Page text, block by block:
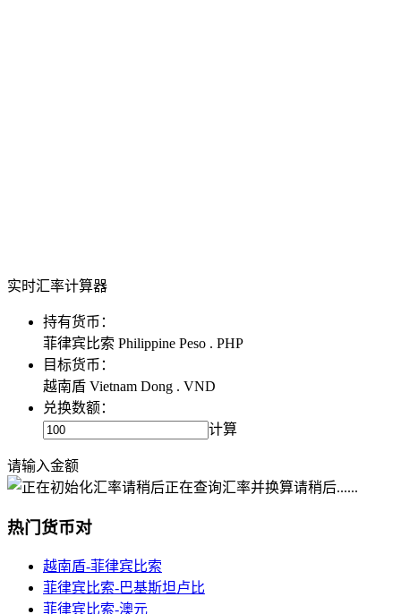
实时汇率计算器
持有货币：
菲律宾比索 Philippine Peso . PHP
目标货币：
越南盾 Vietnam Dong . VND
兑换数额：
计算
请输入金额
正在查询汇率并换算请稍后......
热门货币对
越南盾-菲律宾比索
菲律宾比索-巴基斯坦卢比
菲律宾比索-澳元